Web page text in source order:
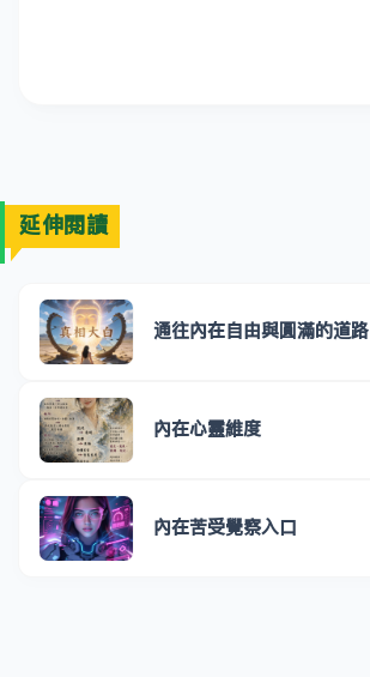
延伸閱讀
通往內在自由與圓滿的道路
內在心靈維度
內在苦受覺察入口